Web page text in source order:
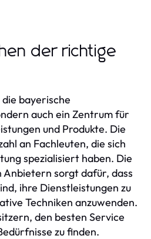
der richtige
bayerische
auch ein Zentrum für
und Produkte. Die
an Fachleuten, die sich
spezialisiert haben. Die
Anbietern sorgt dafür, dass
ihre Dienstleistungen zu
Techniken anzuwenden.
den besten Service
zu finden.